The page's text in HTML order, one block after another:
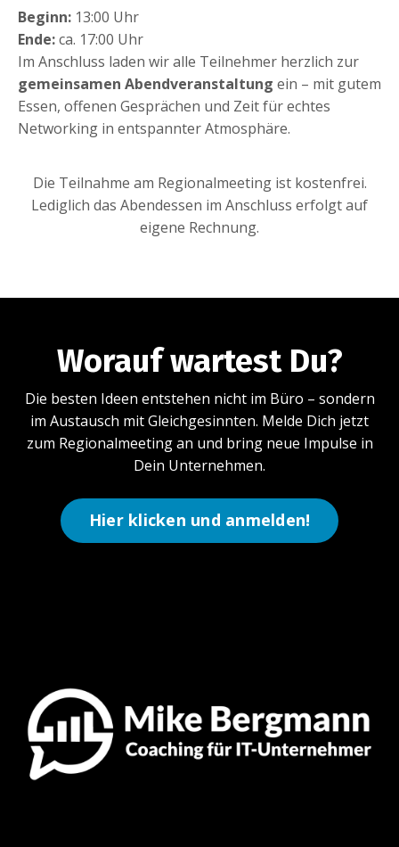
Beginn: 13:00 Uhr
Ende:ca. 17:00 Uhr
Im Anschluss laden wir alle Teilnehmer herzlich zur
gemeinsamen Abendveranstaltung ein – mit gutem
Essen, offenen Gesprächen und Zeit für echtes
Networking in entspannter Atmosphäre.
Die Teilnahme am Regionalmeeting ist kostenfrei.
Lediglich das Abendessen im Anschluss erfolgt auf
eigene Rechnung.
Worauf wartest Du?
Die besten Ideen entstehen nicht im Büro – sondern
im Austausch mit Gleichgesinnten. Melde Dich jetzt
zum Regionalmeeting an und bring neue Impulse in
Dein Unternehmen.
Hier klicken und anmelden!